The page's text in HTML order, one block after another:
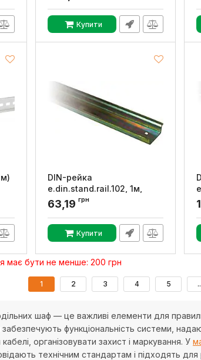
Купити
DIN-рейка
e.din.stand.rail.102, 1м,
E.NEXT
Артикул:
63,19 грн
Купити
має бути не менше: 200 грн
1 2 3 4 5
шаф — це важливі елементи для
функціональність системи,
організовувати захист і маркування. У
технічним стандартам і підходять